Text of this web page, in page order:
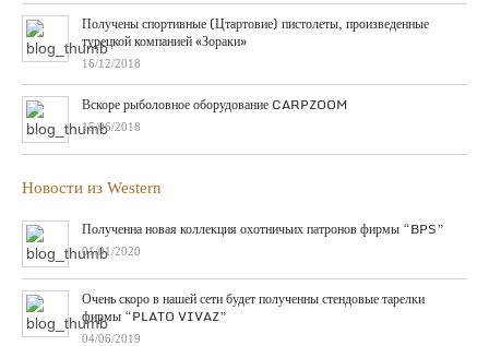
Получены спортивные (Цтартовие) пистолеты, произведенные
турецкой компанией «Зораки»
16/12/2018
Вскоре рыболовное оборудование CARPZOOM
15/06/2018
Новости из Western
Полученна новая коллекция охотничьих патронов фирмы “BPS”
01/01/2020
Очень скоро в нашей сети будет полученны стендовые тарелки
фирмы “PLATO VIVAZ”
04/06/2019